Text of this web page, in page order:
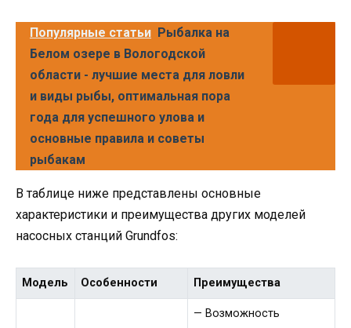
Популярные статьи Рыбалка на
Белом озере в Вологодской
области - лучшие места для ловли
и виды рыбы, оптимальная пора
года для успешного улова и
основные правила и советы
рыбакам
В таблице ниже представлены основные
характеристики и преимущества других моделей
насосных станций Grundfos:
Модель Особенности Преимущества
— Возможность